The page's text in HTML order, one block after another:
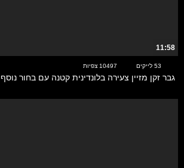
11:58
53 לייקים 10497 צפיות
גבר זקן מזיין צעירה בלונדינית קטנה עם בחור נוסף